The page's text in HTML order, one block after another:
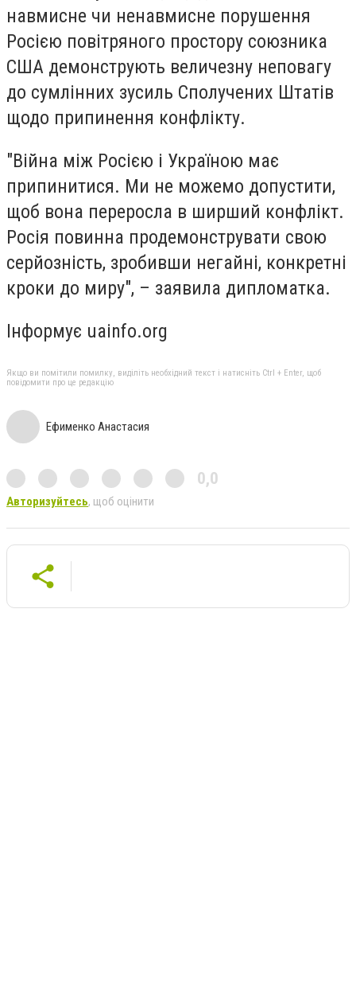
навмисне чи ненавмисне порушення
Росією повітряного простору союзника
США демонструють величезну неповагу
до сумлінних зусиль Сполучених Штатів
щодо припинення конфлікту.
"Війна між Росією і Україною має
припинитися. Ми не можемо допустити,
щоб вона переросла в ширший конфлікт.
Росія повинна продемонструвати свою
серйозність, зробивши негайні, конкретні
кроки до миру", – заявила дипломатка.
Інформує uainfo.org
Якщо ви помітили помилку, виділіть необхідний текст і натисніть Ctrl + Enter, щоб
повідомити про це редакцію
Ефименко Анастасия
0,0
Авторизуйтесь, щоб оцінити